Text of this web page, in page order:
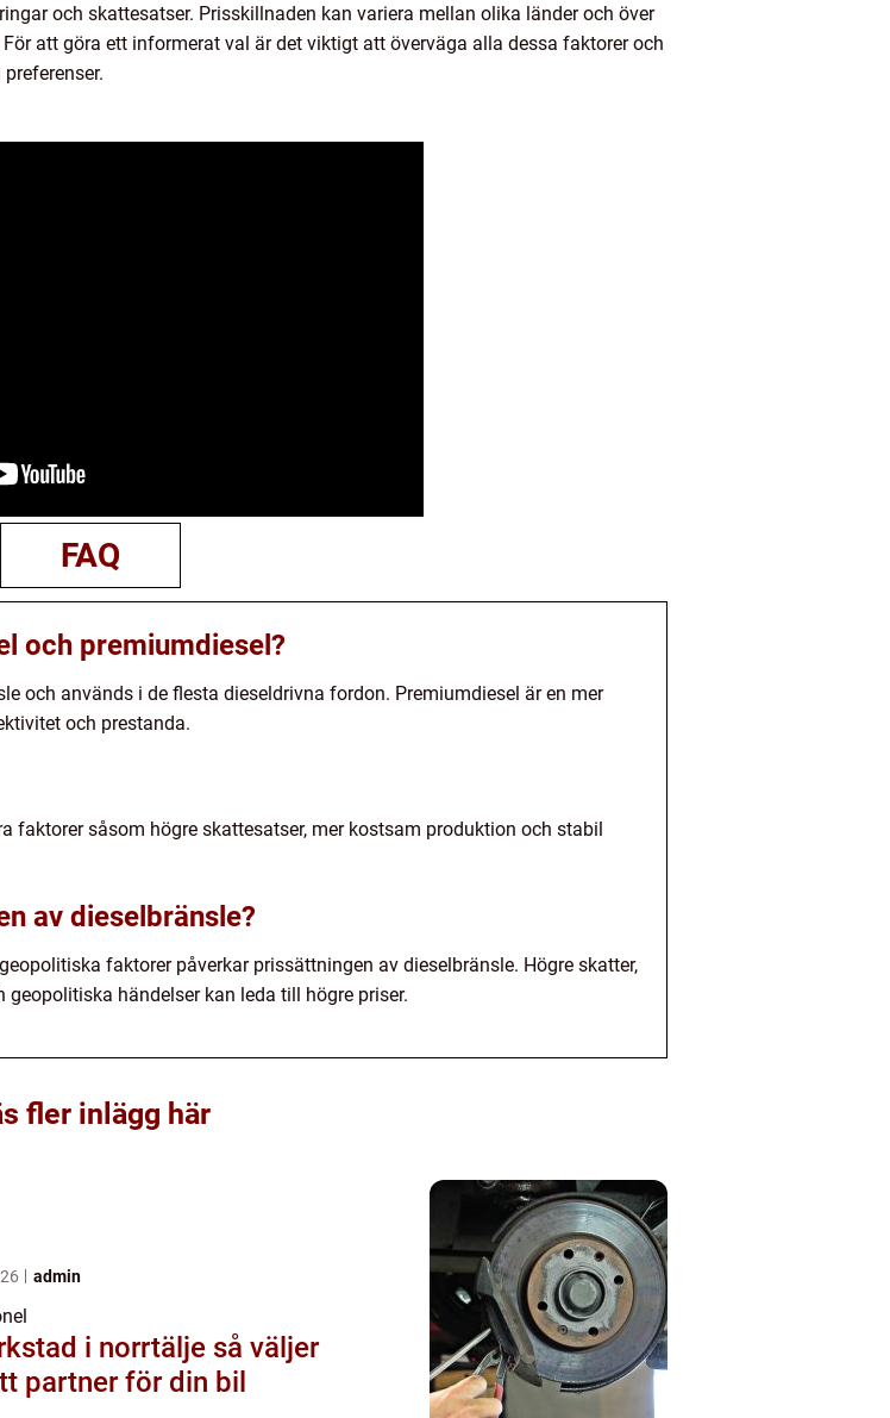
och skattesatser. Prisskillnaden kan variera mellan olika länder och över
att göra ett informerat val är det viktigt att överväga alla dessa faktorer och
FAQ
och premiumdiesel?
och används i de flesta dieseldrivna fordon. Premiumdiesel är en mer
och prestanda.
faktorer såsom högre skattesatser, mer kostsam produktion och stabil
av dieselbränsle?
faktorer påverkar prissättningen av dieselbränsle. Högre skatter,
händelser kan leda till högre priser.
fler inlägg här
admin
i norrtälje så väljer
partner för din bil